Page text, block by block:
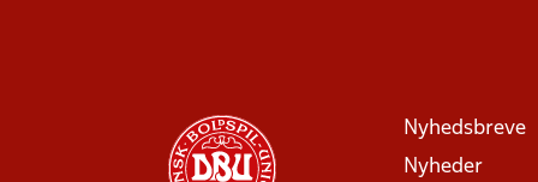
Nyhedsbreve
Nyheder